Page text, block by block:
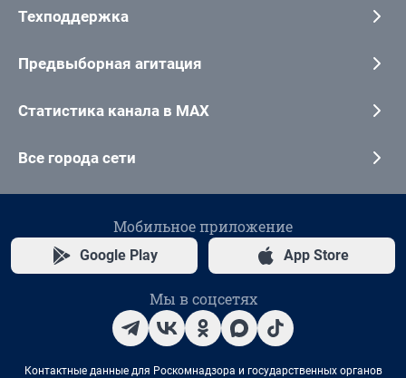
Техподдержка
Предвыборная агитация
Статистика канала в MAX
Все города сети
Мобильное приложение
Google Play App Store
Мы в соцсетях
Контактные данные для Роскомнадзора и государственных органов